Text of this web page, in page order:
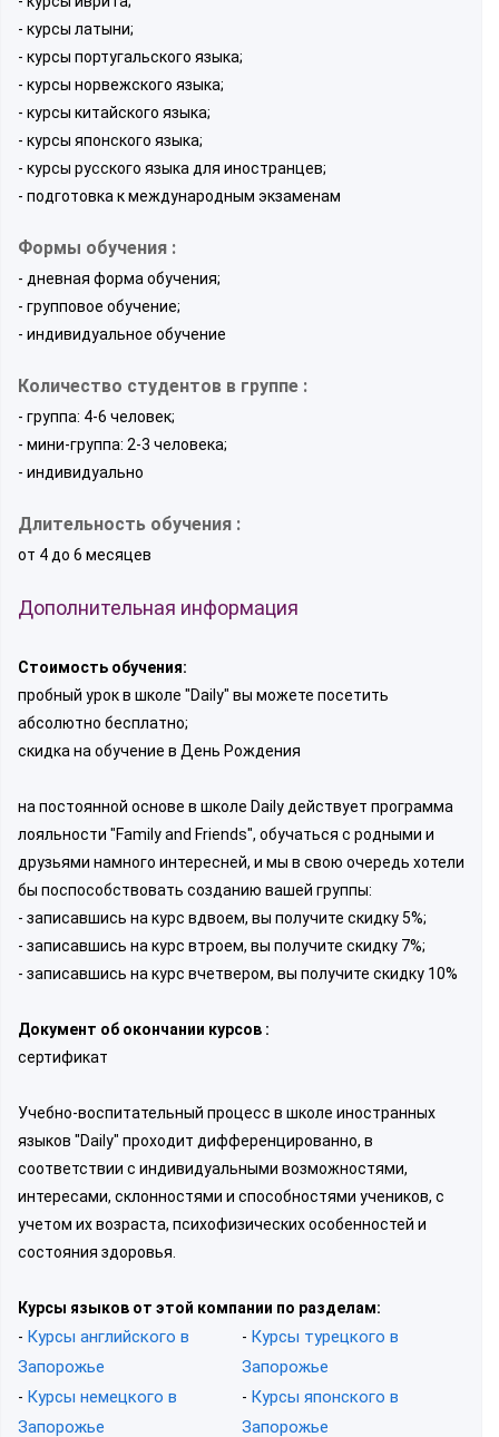
- курсы латыни;
- курсы португальского языка;
- курсы норвежского языка;
- курсы китайского языка;
- курсы японского языка;
- курсы русского языка для иностранцев;
- подготовка к международным экзаменам
Формы обучения :
- дневная форма обучения;
- групповое обучение;
- индивидуальное обучение
Количество студентов в группе :
- группа: 4-6 человек;
- мини-группа: 2-3 человека;
- индивидуально
Длительность обучения :
от 4 до 6 месяцев
Дополнительная информация
Стоимость обучения:
пробный урок в школе "Daily" вы можете посетить
абсолютно бесплатно;
скидка на обучение в День Рождения
на постоянной основе в школе Daily действует программа
лояльности "Family and Friends", обучаться с родными и
друзьями намного интересней, и мы в свою очередь хотели
бы поспособствовать созданию вашей группы:
- записавшись на курс вдвоем, вы получите скидку 5%;
- записавшись на курс втроем, вы получите скидку 7%;
- записавшись на курс вчетвером, вы получите скидку 10%
Документ об окончании курсов :
сертификат
Учебно-воспитательный процесс в школе иностранных
языков "Daily" проходит дифференцированно, в
соответствии с индивидуальными возможностями,
интересами, склонностями и способностями учеников, с
учетом их возраста, психофизических особенностей и
состояния здоровья.
Курсы языков от этой компании по разделам:
- Курсы английского в
Запорожье
- Курсы немецкого в
Запорожье
- Курсы турецкого в
Запорожье
- Курсы японского в
Запорожье